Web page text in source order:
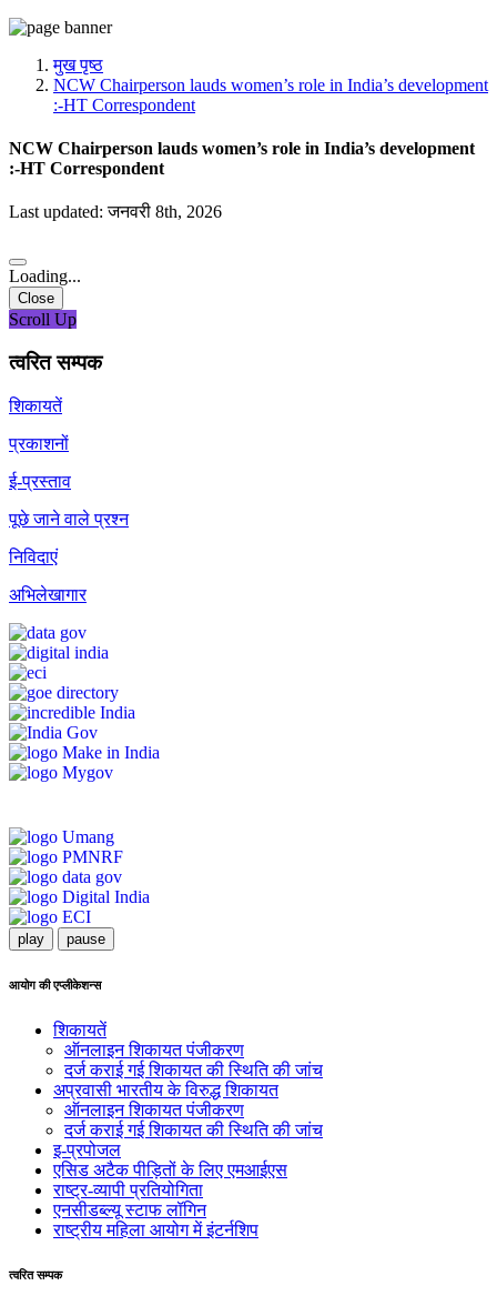
मुख पृष्ठ
NCW Chairperson lauds women’s role in India’s development
:-HT Correspondent
NCW Chairperson lauds women’s role in India’s development
:-HT Correspondent
Last updated: जनवरी 8th, 2026
Loading...
Close
Scroll Up
त्वरित सम्पक
शिकायतें
प्रकाशनों
ई-प्रस्ताव
पूछे जाने वाले प्रश्न
निविदाएं
अभिलेखागार
play pause
आयोग की एप्लीकेशन्स
शिकायतें
ऑनलाइन शिकायत पंजीकरण
दर्ज कराई गई शिकायत की स्थिति की जांच
अप्रवासी भारतीय के विरुद्ध शिकायत
ऑनलाइन शिकायत पंजीकरण
दर्ज कराई गई शिकायत की स्थिति की जांच
इ-प्रपोजल
एसिड अटैक पीड़ितों के लिए एमआईएस
राष्ट्र-व्यापी प्रतियोगिता
एनसीडब्ल्यू स्टाफ लॉगिन
राष्ट्रीय महिला आयोग में इंटर्नशिप
त्वरित सम्पक